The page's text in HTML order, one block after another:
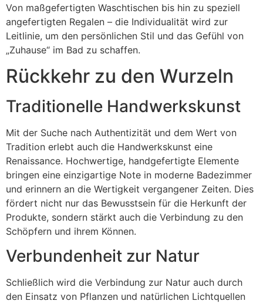
Von maßgefertigten Waschtischen bis hin zu speziell
angefertigten Regalen – die Individualität wird zur
Leitlinie, um den persönlichen Stil und das Gefühl von
„Zuhause“ im Bad zu schaffen.
Rückkehr zu den Wurzeln
Traditionelle Handwerkskunst
Mit der Suche nach Authentizität und dem Wert von
Tradition erlebt auch die Handwerkskunst eine
Renaissance. Hochwertige, handgefertigte Elemente
bringen eine einzigartige Note in moderne Badezimmer
und erinnern an die Wertigkeit vergangener Zeiten. Dies
fördert nicht nur das Bewusstsein für die Herkunft der
Produkte, sondern stärkt auch die Verbindung zu den
Schöpfern und ihrem Können.
Verbundenheit zur Natur
Schließlich wird die Verbindung zur Natur auch durch
den Einsatz von Pflanzen und natürlichen Lichtquellen